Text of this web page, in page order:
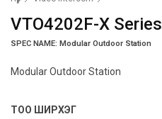
VTO4202F-X Series
SPEC NAME: Modular Outdoor Station
Modular Outdoor Station
ТОО ШИРХЭГ